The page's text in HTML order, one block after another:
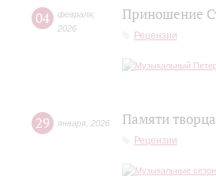
04 февраля
2026
Приношение
Рецензии
29 января 2026 Памяти творца
Рецензии